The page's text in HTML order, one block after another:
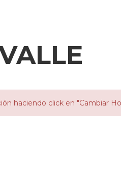
haciendo click en "Cambiar